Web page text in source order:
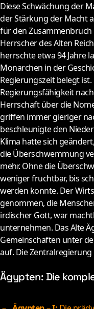
Diese Schwächung der
der Stärkung der Macht
für den Zusammenbruch
Herrscher des Alten
herrschte etwa 94 Jahre
Monarchen in der
Regierungszeit belegt
Regierungsfähigkeit
Herrschaft über die
griffen immer gieriger
beschleunigte den
Klima hatte sich
die Überschwemmung
mehr. Ohne die
weniger fruchtbar, bis
werden konnte. Der
genommen, die
irdischer Gott, war
unternehmen. Das Alte
Gemeinschaften unter
auf. Die
Ägypten: Die